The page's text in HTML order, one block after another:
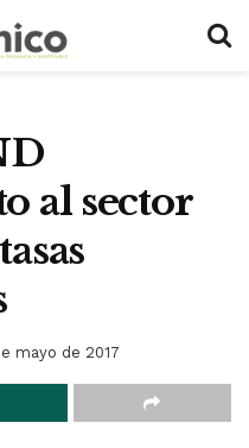
al sector
mayo de 2017